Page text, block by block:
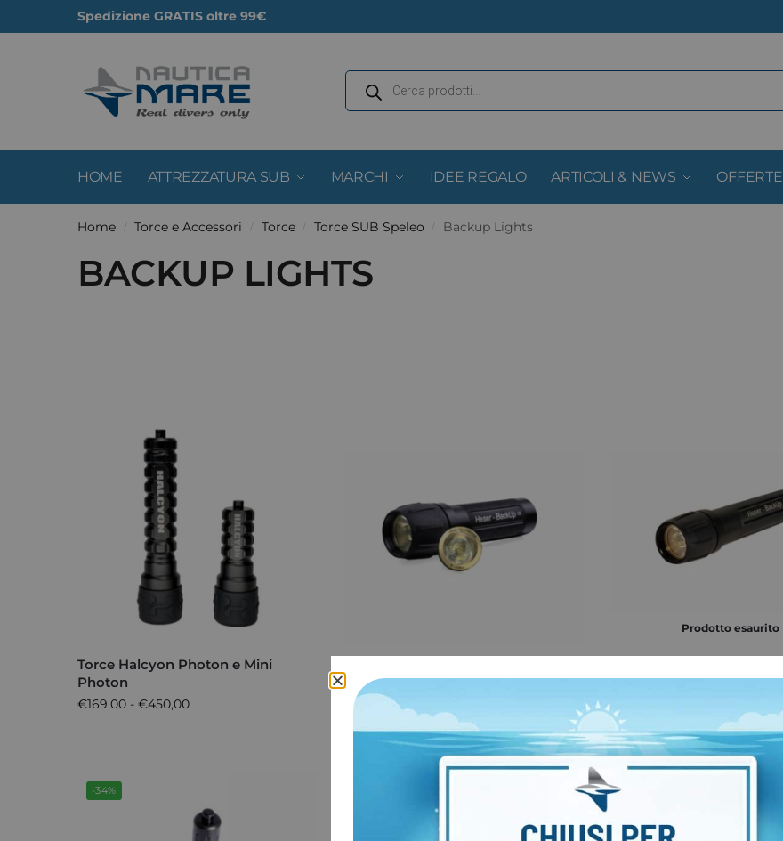
Spedizione GRATIS oltre 99€
HOME ATTREZZATURA SUB MARCHI IDEE REGALO ARTICOLI & NEWS OFFERTE
Home Torce e Accessori Torce Torce SUB Speleo Backup Lights
BACKUP LIGHTS
Torce Halcyon Photon e Mini
Photon
€169,00 - €450,00
Edition” Short
€235,00
Prodotto esaurito
Lamp LED
-34%